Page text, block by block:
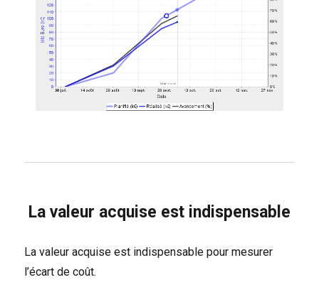
La valeur acquise est indispensable
La valeur acquise est indispensable pour mesurer
l’écart de coût.